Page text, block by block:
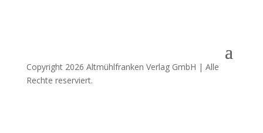
Copyright 2026 Altmühlfranken Verlag GmbH | Alle
Rechte reserviert.